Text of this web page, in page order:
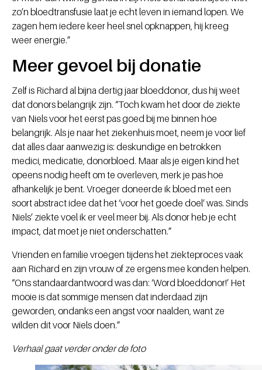
zo’n bloedtransfusie laat je echt leven in iemand lopen. We
zagen hem iedere keer heel snel opknappen, hij kreeg
weer energie.”
Meer gevoel bij donatie
Zelf is Richard al bijna dertig jaar bloeddonor, dus hij weet
dat donors belangrijk zijn. “Toch kwam het door de ziekte
van Niels voor het eerst pas goed bij me binnen hóe
belangrijk. Als je naar het ziekenhuis moet, neem je voor lief
dat alles daar aanwezig is: deskundige en betrokken
medici, medicatie, donorbloed. Maar als je eigen kind het
opeens nodig heeft om te overleven, merk je pas hoe
afhankelijk je bent. Vroeger doneerde ik bloed met een
soort abstract idee dat het ‘voor het goede doel’ was. Sinds
Niels’ ziekte voel ik er veel meer bij. Als donor heb je echt
impact, dat moet je niet onderschatten.”
Vrienden en familie vroegen tijdens het ziekteproces vaak
aan Richard en zijn vrouw of ze ergens mee konden helpen.
“Ons standaardantwoord was dan: ‘Word bloeddonor!’ Het
mooie is dat sommige mensen dat inderdaad zijn
geworden, ondanks een angst voor naalden, want ze
wilden dit voor Niels doen.”
Verhaal gaat verder onder de foto